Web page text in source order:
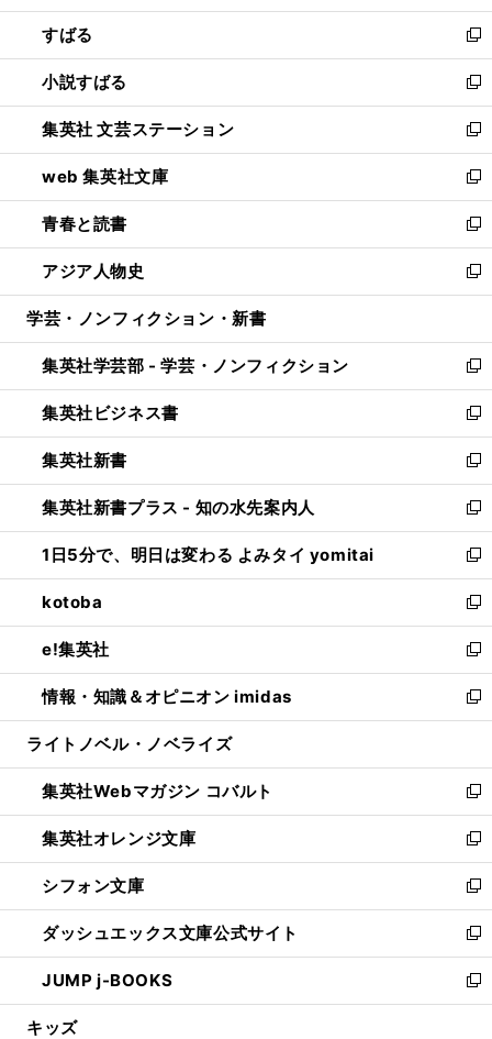
開
く
ウ
で
開
く
ン
ド
ウ
で
開
く
すばる
新
し
い
ウ
ィ
ン
ド
ウ
で
開
く
小説すばる
新
し
い
ウ
ィ
ン
ド
ウ
で
開
集英社 文芸ステーション
新
し
い
ウ
ィ
ン
ド
ウ
開
く
web 集英社文庫
新
し
い
ウ
ィ
ン
ウ
で
開
く
青春と読書
新
し
い
ウ
ン
ド
ウ
で
開
く
アジア人物史
新
し
ウ
ィ
ン
ド
ウ
で
開
く
学芸・ノンフィクション・新書
集英社学芸部 - 学芸・ノンフィクション
新
し
い
ウ
ィ
ン
ド
ウ
で
開
く
集英社ビジネス書
新
し
い
ウ
ィ
ン
ド
ウ
で
開
く
集英社新書
新
し
い
ウ
ィ
ン
ド
ウ
で
開
く
集英社新書プラス - 知の水先案内人
新
し
い
ウ
ィ
ン
ド
ウ
で
開
1日5分で、明日は変わる よみタイ yomitai
新
し
い
ウ
ィ
ン
ド
ウ
開
く
kotoba
新
し
い
ウ
ィ
ン
ウ
で
開
く
e!集英社
新
し
い
ウ
ン
ド
ウ
で
開
く
情報・知識＆オピニオン imidas
新
し
ウ
ィ
ン
ド
ウ
で
開
く
ライトノベル・ノベライズ
集英社Webマガジン コバルト
新
し
い
ウ
ィ
ン
ド
ウ
で
開
集英社オレンジ文庫
新
し
い
ウ
ィ
ン
ド
ウ
シフォン文庫
新
し
い
ウ
ィ
ン
ダッシュエックス文庫公式サイト
新
し
い
ウ
JUMP j-BOOKS
新
し
キッズ